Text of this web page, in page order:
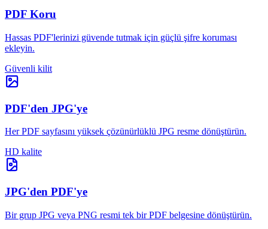
PDF Koru
Hassas PDF'lerinizi güvende tutmak için güçlü şifre koruması
ekleyin.
Güvenli kilit
PDF'den JPG'ye
Her PDF sayfasını yüksek çözünürlüklü JPG resme dönüştürün.
HD kalite
JPG'den PDF'ye
Bir grup JPG veya PNG resmi tek bir PDF belgesine dönüştürün.